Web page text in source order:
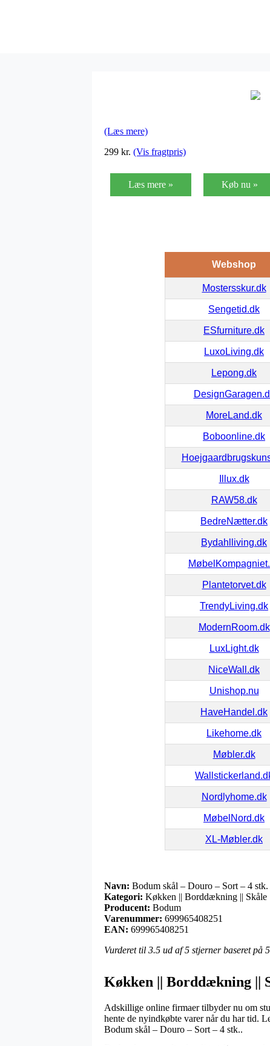
(Læs mere)
299 kr. (Vis fragtpris)
Læs mere » Køb nu »
Webshop
Mostersskur.dk
Sengetid.dk
ESfurniture.dk
LuxoLiving.dk
Lepong.dk
MoreLand.dk
Boboonline.dk
Illux.dk
RAW58.dk
BedreNætter.dk
Bydahlliving.dk
Plantetorvet.dk
TrendyLiving.dk
ModernRoom.dk
LuxLight.dk
NiceWall.dk
Unishop.nu
HaveHandel.dk
Likehome.dk
Møbler.dk
Nordlyhome.dk
MøbelNord.dk
XL-Møbler.dk
Navn: Bodum skål – Douro – Sort – 4 stk.
Kategori: Køkken || Borddækning || Skåle
Producent: Bodum
Varenummer: 699965408251
EAN: 699965408251
Vurderet til 3.5 ud af 5 stjerner baseret på
Køkken || Borddækning ||
Adskillige online firmaer tilbyder nu om
hente de nyindkøbte varer når du har tid.
Bodum skål – Douro – Sort – 4 stk..